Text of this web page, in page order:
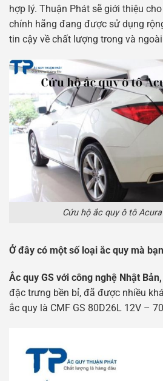
hợp lý. Thuận Phát sẽ giới thiệu
chính hãng đang được sử dụng
tin cậy về chất lượng trong và
Cứu hộ ắc quy ô tô
Ở đây có một số loại ắc quy mà
Ắc quy GS với công nghệ Nhật Bản,
đặc trưng bền bỉ, đã được nhiều
ắc quy là CMF GS 80D26L 12V –